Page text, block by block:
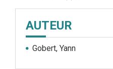
AUTEUR
Gobert, Yann